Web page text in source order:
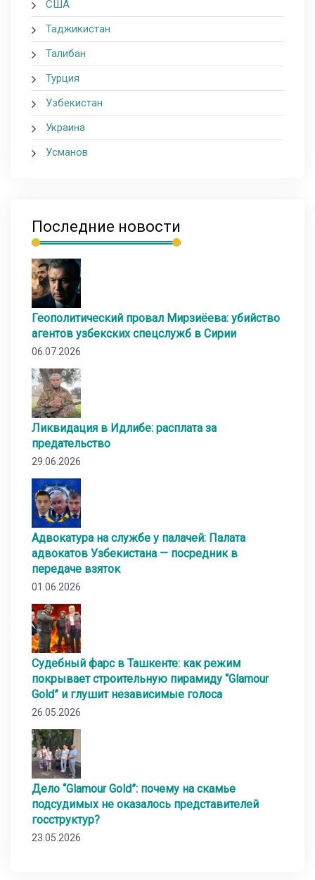
США
Таджикистан
Талибан
Турция
Узбекистан
Украина
Усманов
Последние новости
Геополитический провал Мирзиёева: убийство
агентов узбекских спецслужб в Сирии
06.07.2026
Ликвидация в Идлибе: расплата за
предательство
29.06.2026
Адвокатура на службе у палачей: Палата
адвокатов Узбекистана — посредник в
передаче взяток
01.06.2026
Судебный фарс в Ташкенте: как режим
покрывает строительную пирамиду “Glamour
Gold” и глушит независимые голоса
26.05.2026
Дело “Glamour Gold”: почему на скамье
подсудимых не оказалось представителей
госструктур?
23.05.2026